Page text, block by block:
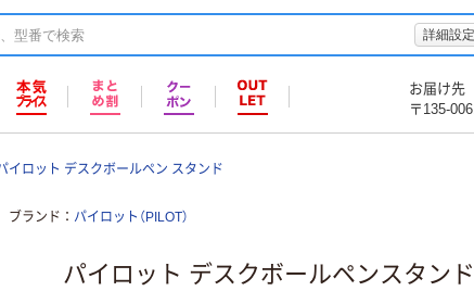
詳細設定
お届け先
〒135-
イロット デスクボールペン スタンド
ブランド パイロット（PILOT）
パイロット デスクボールペンスタン